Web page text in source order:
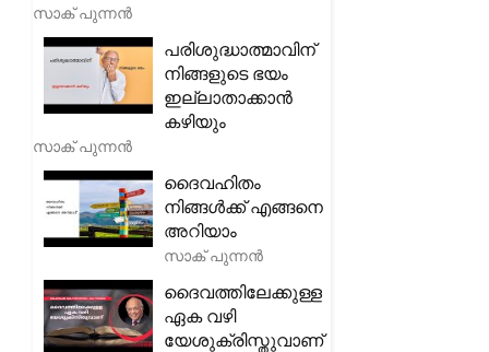
സാക് പുന്നൻ
പരിശുദ്ധാത്മാവിന്
നിങ്ങളുടെ ഭയം
ഇല്ലാതാക്കാൻ
കഴിയും
സാക് പുന്നൻ
ദൈവഹിതം
നിങ്ങൾക്ക് എങ്ങനെ
അറിയാം
സാക് പുന്നൻ
ദൈവത്തിലേക്കുള്ള
ഏക വഴി
യേശുക്രിസ്തുവാണ്